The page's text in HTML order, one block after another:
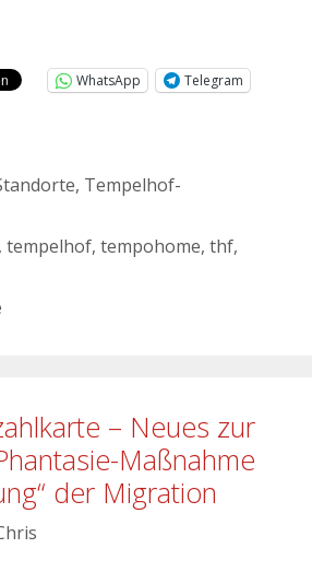
WhatsApp
Telegram
, Tempelhof-
tempelhof, tempohome, thf,
– Neues zur
Maßnahme
der Migration